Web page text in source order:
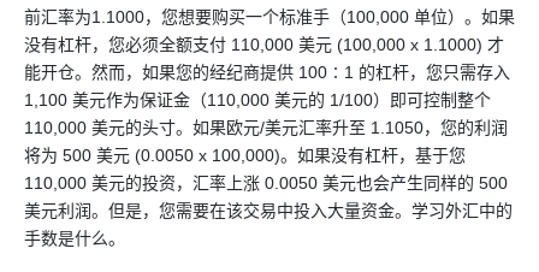
前汇率为1.1000，您想要购买一个标准手（100,000 单位）。如果
没有杠杆，您必须全额支付 110,000 美元 (100,000 x 1.1000) 才
能开仓。然而，如果您的经纪商提供 100∶1 的杠杆，您只需存入
1,100 美元作为保证金（110,000 美元的 1/100）即可控制整个
110,000 美元的头寸。如果欧元/美元汇率升至 1.1050，您的利润
将为 500 美元 (0.0050 x 100,000)。如果没有杠杆，基于您
110,000 美元的投资，汇率上涨 0.0050 美元也会产生同样的 500
美元利润。但是，您需要在该交易中投入大量资金。学习外汇中的
手数是什么。